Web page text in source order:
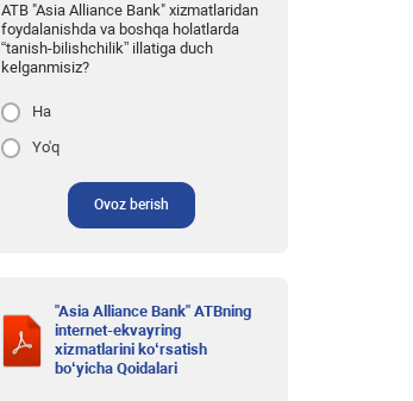
ATB "Asia Alliance Bank" xizmatlaridan
foydalanishda va boshqa holatlarda
“tanish-bilishchilik” illatiga duch
kelganmisiz?
Ha
Yo'q
Ovoz berish
"Asia Alliance Bank" ATBning
internet-ekvayring
xizmatlarini ko‘rsatish
bo‘yicha Qoidalari